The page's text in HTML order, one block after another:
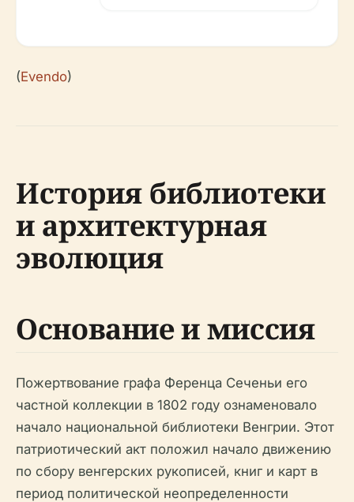
(Evendo)
История библиотеки
и архитектурная
эволюция
Основание и миссия
Пожертвование графа Ференца Сеченьи его
частной коллекции в 1802 году ознаменовало
начало национальной библиотеки Венгрии. Этот
патриотический акт положил начало движению
по сбору венгерских рукописей, книг и карт в
период политической неопределенности